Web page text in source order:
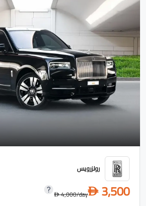
رولزرويس
D 3,500
D4,000/day